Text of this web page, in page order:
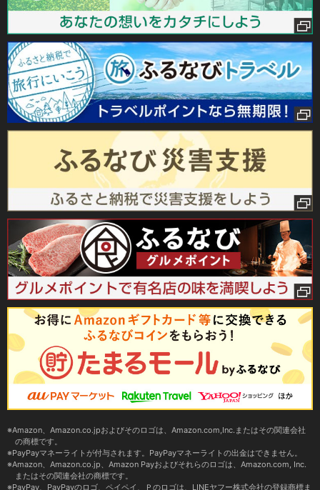
Amazon、Amazon.co.jpおよびそのロゴは、Amazon.com,Inc.またはその関連会社
の商標です。
PayPayマネーライトが付与されます。PayPayマネーライトの出金はできません。
Amazon、Amazon.co.jp、Amazon Payおよびそれらのロゴは、Amazon.com, Inc.
またはその関連会社の商標です。
PayPay、PayPayのロゴ、ペイペイ、Ｐのロゴは、LINEヤフー株式会社の登録商標ま